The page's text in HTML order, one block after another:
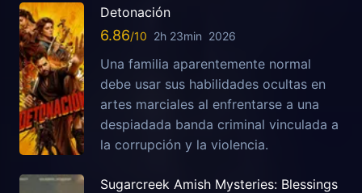
Detonación
6.86 2h 23min 2026
Una familia aparentemente normal
debe usar sus habilidades ocultas en
artes marciales al enfrentarse a una
despiadada banda criminal vinculada a
la corrupción y la violencia.
Sugarcreek Amish Mysteries: Blessings